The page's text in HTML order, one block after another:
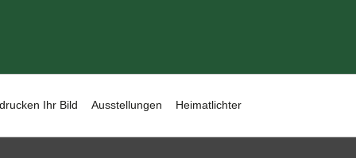
Ihr Bild Ausstellungen Heimatlichter